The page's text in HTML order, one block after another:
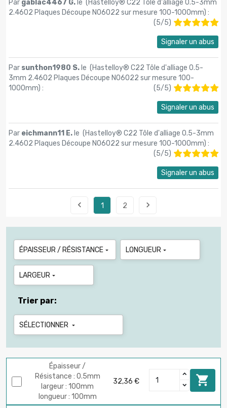
Par gablac4467 G.le (Hastelloy® C22 Tôle d'alliage 0.5-3mm
2.4602 Plaques Découpe N06022 sur mesure 100-1000mm) :
(5/5)
Signaler un abus
Par sunthon1980 S.le (Hastelloy® C22 Tôle d'alliage 0.5-
3mm 2.4602 Plaques Découpe N06022 sur mesure 100-
1000mm) : (5/5)
Signaler un abus
Par eichmann11 E.le (Hastelloy® C22 Tôle d'alliage 0.5-3mm
2.4602 Plaques Découpe N06022 sur mesure 100-1000mm) :
(5/5)
Signaler un abus
 1 2 
ÉPAISSEUR / RÉSISTANCE  LONGUEUR 
LARGEUR 
Trier par:
SÉLECTIONNER 
Épaisseur /
Résistance : 0.5mm
largeur : 100mm
longueur : 100mm
32,36 € 